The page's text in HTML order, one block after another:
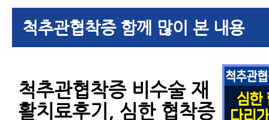
척추관협착증 함께 많이 본 내용
척추관협착증 비수술 재
활치료후기, 심한 협착증